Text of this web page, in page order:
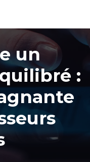
un
: